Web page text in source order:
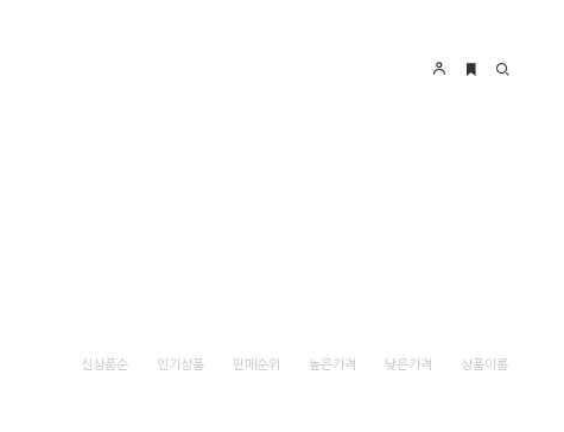
신상품순 인기상품 판매순위 높은가격 낮은가격 상품이름